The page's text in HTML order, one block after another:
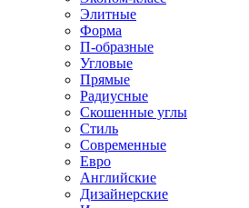
Элитные
Форма
П-образные
Угловые
Прямые
Радиусные
Скошенные углы
Стиль
Современные
Евро
Английские
Дизайнерские